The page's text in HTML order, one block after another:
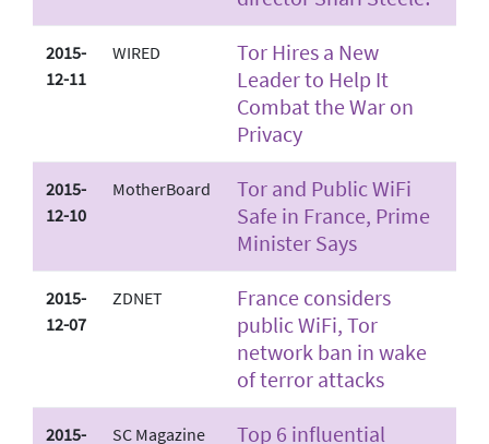
2015-
12-11
WIRED
Tor Hires a New
Leader to Help It
Combat the War on
Privacy
2015-
12-10
MotherBoard
Tor and Public Wi­Fi
Safe in France, Prime
Minister Says
2015-
12-07
ZDNET
France considers
public Wi­Fi, Tor
network ban in wake
of terror attacks
2015- SC Magazine Top 6 influential